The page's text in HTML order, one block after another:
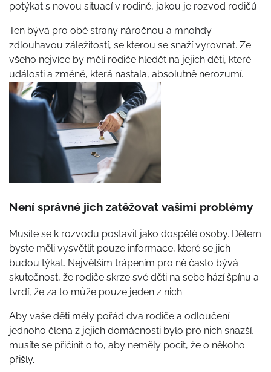
potýkat s novou situací v rodině, jakou je rozvod rodičů.
Ten bývá pro obě strany náročnou a mnohdy
zdlouhavou záležitostí, se kterou se snaží vyrovnat. Ze
všeho nejvíce by měli rodiče hledět na jejich děti, které
události a změně, která nastala, absolutně nerozumí.
Není správné jich zatěžovat vašimi problémy
Musíte se k rozvodu postavit jako dospělé osoby. Dětem
byste měli vysvětlit pouze informace, které se jich
budou týkat. Největším trápením pro ně často bývá
skutečnost, že rodiče skrze své děti na sebe hází špínu a
tvrdí, že za to může pouze jeden z nich.
Aby vaše děti měly pořád dva rodiče a odloučení
jednoho člena z jejich domácnosti bylo pro nich snazší,
musíte se přičinit o to, aby neměly pocit, že o někoho
přišly.